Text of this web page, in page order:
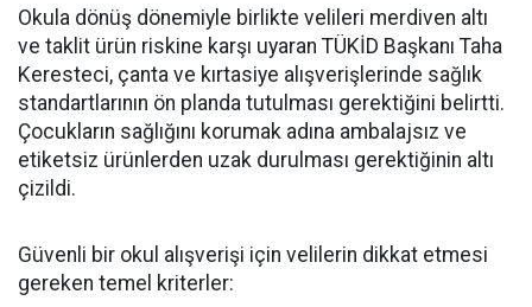
Okula dönüş dönemiyle birlikte velileri merdiven altı
ve taklit ürün riskine karşı uyaran TÜKİD Başkanı Taha
Keresteci, çanta ve kırtasiye alışverişlerinde sağlık
standartlarının ön planda tutulması gerektiğini belirtti.
Çocukların sağlığını korumak adına ambalajsız ve
etiketsiz ürünlerden uzak durulması gerektiğinin altı
çizildi.
Güvenli bir okul alışverişi için velilerin dikkat etmesi
gereken temel kriterler: